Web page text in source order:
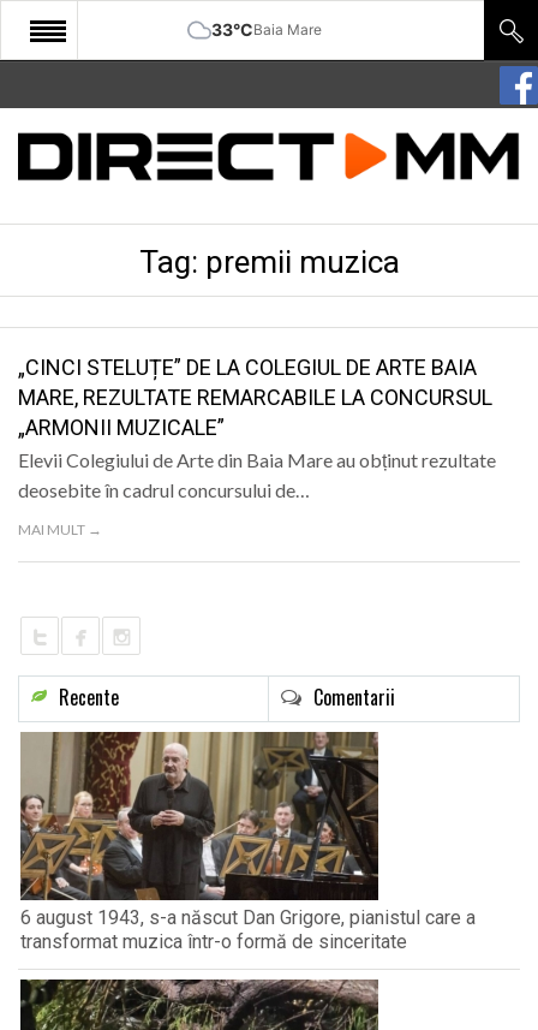
33°CBaia Mare
START
COMUNITATE
SANATATE
SPORT
SPECIAL
Tag: premii muzica
„CINCI STELUȚE” DE LA COLEGIUL DE ARTE BAIA
MARE, REZULTATE REMARCABILE LA CONCURSUL
„ARMONII MUZICALE”
Elevii Colegiului de Arte din Baia Mare au obținut rezultate
deosebite în cadrul concursului de…
MAI MULT →
Recente Comentarii
6 august 1943, s-a născut Dan Grigore, pianistul care a
transformat muzica într-o formă de sinceritate